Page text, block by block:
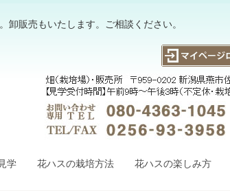
販売もいたします。ご相談ください。
学 花ハスの栽培方法 花ハスの楽しみ方